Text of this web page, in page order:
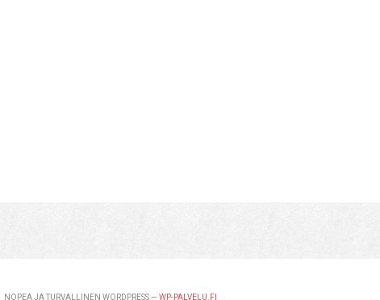
NOPEA JA TURVALLINEN WORDPRESS — WP-PALVELU.FI